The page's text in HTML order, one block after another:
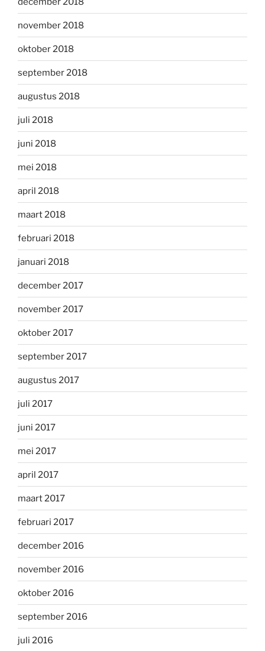
november 2018
oktober 2018
september 2018
augustus 2018
juli 2018
juni 2018
mei 2018
april 2018
maart 2018
februari 2018
januari 2018
december 2017
november 2017
oktober 2017
september 2017
augustus 2017
juli 2017
juni 2017
mei 2017
april 2017
maart 2017
februari 2017
december 2016
november 2016
oktober 2016
september 2016
juli 2016